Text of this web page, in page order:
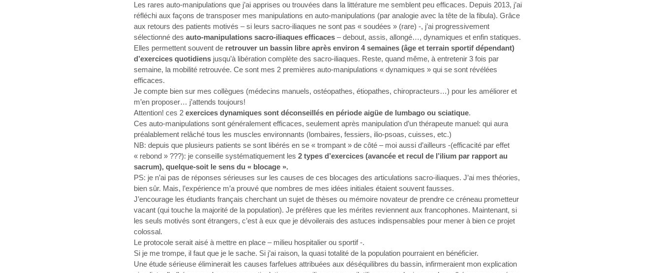
Les rares auto-manipulations que j’ai apprises ou trouvées dans la littérature me semblent peu efficaces. Depuis 2013, j’ai
réfléchi aux façons de transposer mes manipulations en auto-manipulations (par analogie avec la tête de la fibula). Grâce
aux retours des patients motivés – si leurs sacro-iliaques ne sont pas « soudées » (rare) -, j’ai progressivement
sélectionné des auto-manipulations sacro-iliaques efficaces – debout, assis, allongé…, dynamiques et enfin statiques.
Elles permettent souvent de retrouver un bassin libre après environ 4 semaines (âge et terrain sportif dépendant)
d’exercices quotidiens jusqu’à libération complète des sacro-iliaques. Reste, quand même, à entretenir 3 fois par
semaine, la mobilité retrouvée. Ce sont mes 2 premières auto-manipulations « dynamiques » qui se sont révélées
efficaces.
Je compte bien sur mes collègues (médecins manuels, ostéopathes, étiopathes, chiropracteurs…) pour les améliorer et
m’en proposer… j’attends toujours!
Attention! ces 2 exercices dynamiques sont déconseillés en période aigüe de lumbago ou sciatique.
Ces auto-manipulations sont généralement efficaces, seulement après manipulation d’un thérapeute manuel: qui aura
préalablement relâché tous les muscles environnants (lombaires, fessiers, ilio-psoas, cuisses, etc.)
NB: depuis que plusieurs patients se sont libérés en se « trompant » de côté – moi aussi d’ailleurs -(efficacité par effet
« rebond » ???): je conseille systématiquement les 2 types d’exercices (avancée et recul de l’ilium par rapport au
sacrum), quelque-soit le sens du « blocage ».
PS: je n’ai pas de réponses sérieuses sur les causes de ces blocages des articulations sacro-iliaques. J’ai mes théories,
bien sûr. Mais, l’expérience m’a prouvé que nombres de mes idées initiales étaient souvent fausses.
J’encourage les étudiants français cherchant un sujet de thèses ou mémoire novateur de prendre ce créneau prometteur
vacant (qui touche la majorité de la population). Je préfères que les mérites reviennent aux francophones. Maintenant, si
les seuls motivés sont étrangers, c’est à eux que je dévoilerais des astuces indispensables pour mener à bien ce projet
colossal.
Le protocole serait aisé à mettre en place – milieu hospitalier ou sportif -.
Si je me trompe, il faut que je le sache. Si j’ai raison, la quasi totalité de la population pourraient en bénéficier.
Une étude sérieuse éliminerait les causes farfelues attribuées aux déséquilibres du bassin, infirmeraient mon explication